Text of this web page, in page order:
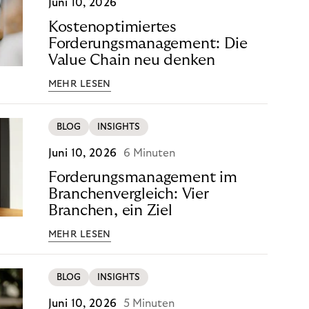
Juni 10, 2026
Kostenoptimiertes
Forderungsmanagement: Die
Value Chain neu denken
MEHR LESEN
BLOG INSIGHTS
Juni 10, 2026 6 Minuten
Forderungsmanagement im
Branchenvergleich: Vier
Branchen, ein Ziel
MEHR LESEN
BLOG INSIGHTS
Juni 10, 2026 5 Minuten